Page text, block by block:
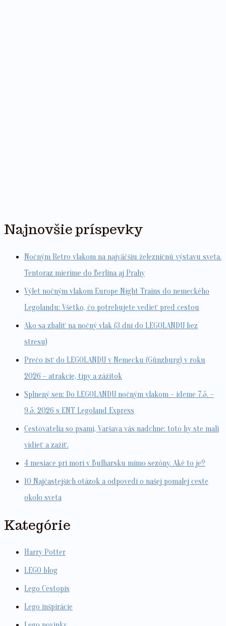
Najnovšie príspevky
Nočným Retro vlakom na najväčšiu železničnú výstavu sveta.
Tentoraz mierime do Berlína aj Prahy
Výlet nočným vlakom Europe Night Trains do nemeckého
Legolandu: Všetko, čo potrebujete vedieť pred cestou
Ako sa zbaliť na nočný vlak (3 dni do LEGOLANDU bez
stresu)
Prečo ísť do LEGOLANDU v Nemecku (Günzburg) v roku
2026 – atrakcie, tipy a zážitok
Splnený sen: Do LEGOLANDU nočným vlakom – ideme 7.5. –
9.5. 2026 s ENT Legoland Express
Cestovatelia so psami, Varšava vás nadchne: toto by ste mali
vidieť a zažiť.
4 mesiace pri mori v Bulharsku mimo sezóny. Aké to je?
10 Najčastejších otázok a odpovedí o našej pomalej ceste
okolo sveta
Kategórie
Harry Potter
LEGO blog
Lego Cestopis
Lego inšpirácie